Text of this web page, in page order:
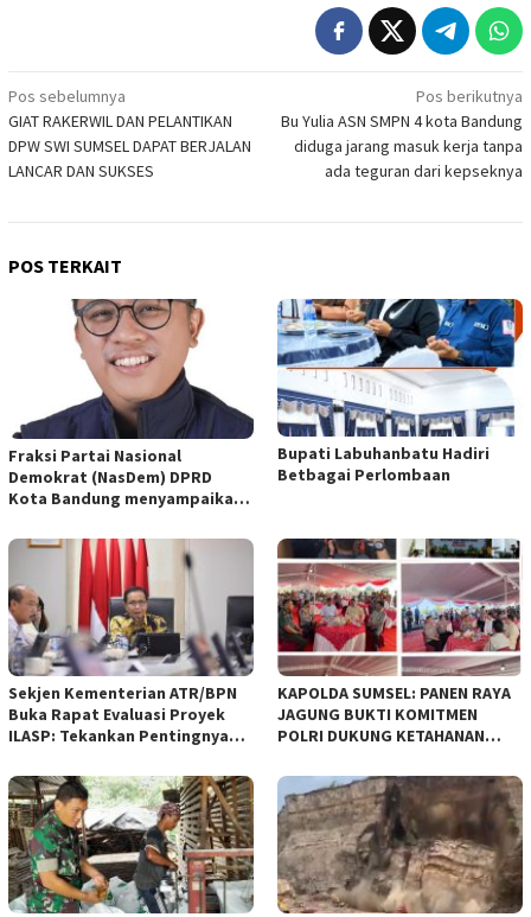
Navigasi
pos
Pos sebelumnya
GIAT RAKERWIL DAN PELANTIKAN
DPW SWI SUMSEL DAPAT BERJALAN
LANCAR DAN SUKSES
Pos berikutnya
Bu Yulia ASN SMPN 4 kota Bandung
diduga jarang masuk kerja tanpa
ada teguran dari kepseknya
POS TERKAIT
Fraksi Partai Nasional
Demokrat (NasDem) DPRD
Kota Bandung menyampaikan
empat Rancangan Peraturan
Daerah (Raperda) yang
diajukan Pemerintah Kota
Bandung
Bupati Labuhanbatu Hadiri
Betbagai Perlombaan
Sekjen Kementerian ATR/BPN
Buka Rapat Evaluasi Proyek
ILASP: Tekankan Pentingnya
Anggaran
KAPOLDA SUMSEL: PANEN RAYA
JAGUNG BUKTI KOMITMEN
POLRI DUKUNG KETAHANAN